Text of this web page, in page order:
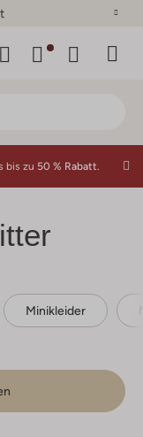
bis zu 50 % Rabatt.
Minikleider